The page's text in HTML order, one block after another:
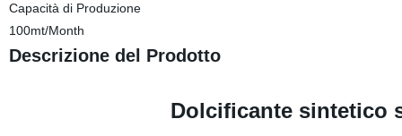
Capacità di Produzione
100mt/Month
Descrizione del Prodotto
Dolcificante sintetico